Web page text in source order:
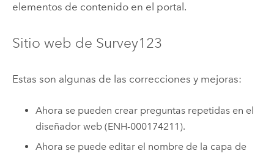
elementos de contenido en el portal.
Sitio web de Survey123
Estas son algunas de las correcciones y mejoras:
Ahora se pueden crear preguntas repetidas en el
diseñador web (ENH-000174211).
Ahora se puede editar el nombre de la capa de